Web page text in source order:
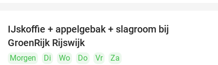
IJskoffie + appelgebak + slagroom bij
GroenRijk Rijswijk
Morgen Di Wo Do Vr
Za